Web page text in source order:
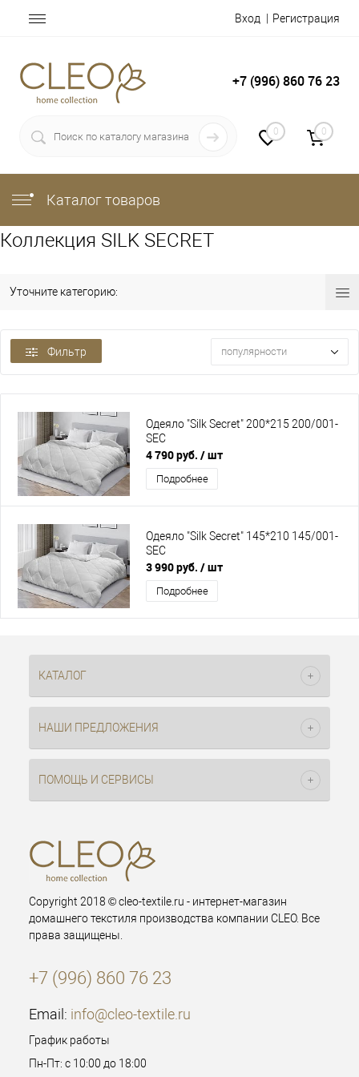
Вход Регистрация
+7 (996) 860 76 23
0 0
Каталог товаров
Коллекция SILK SECRET
Уточните категорию:
Фильтр популярности
Одеяло "Silk Secret" 200*215 200/001-
SEC
4 790 руб. / шт
Подробнее
Одеяло "Silk Secret" 145*210 145/001-
SEC
3 990 руб. / шт
Подробнее
КАТАЛОГ
НАШИ ПРЕДЛОЖЕНИЯ
ПОМОЩЬ И СЕРВИСЫ
Copyright 2018 © cleo-textile.ru - интернет-магазин
домашнего текстиля производства компании CLEO. Все
права защищены.
+7 (996) 860 76 23
Email: info@cleo-textile.ru
График работы
Пн-Пт: с 10:00 до 18:00